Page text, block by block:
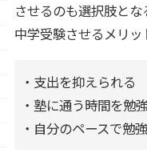
させるのも選択肢と
中学受験させるメリッ
・支出を抑えられる
・塾に通う時間を勉
・自分のペースで勉